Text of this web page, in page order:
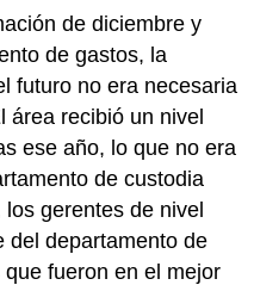
de diciembre y
de gastos, la
futuro no era necesaria
área recibió un nivel
ese año, lo que no era
de custodia
gerentes de nivel
del departamento de
fueron en el mejor